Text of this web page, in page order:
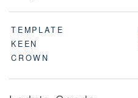
TEMPLATE
KEEN
CROWN